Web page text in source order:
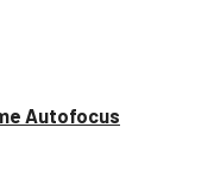
Autofocus